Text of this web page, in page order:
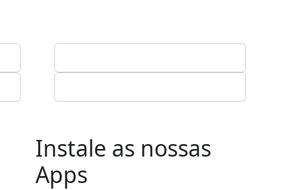
Instale as nossas
Apps